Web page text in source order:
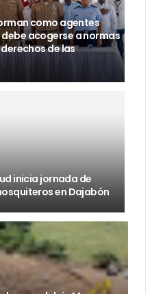
como agentes
debe acogerse a normas
de las
inicia jornada de
en Dajabón